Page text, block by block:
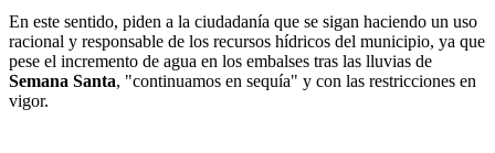
En este sentido, piden a la ciudadanía que se sigan haciendo un uso
racional y responsable de los recursos hídricos del municipio, ya que
pese el incremento de agua en los embalses tras las lluvias de
Semana Santa, "continuamos en sequía" y con las restricciones en
vigor.